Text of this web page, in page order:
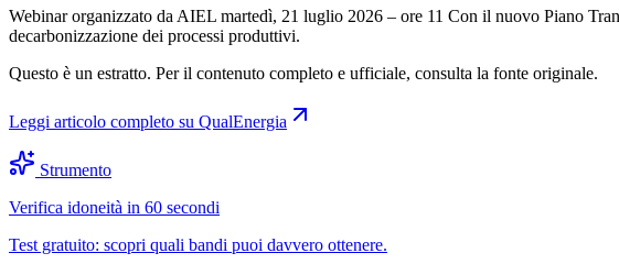
Webinar organizzato da AIEL martedì, 21 luglio 2026 – ore 11 Con il nuovo Piano
decarbonizzazione dei processi produttivi.
Questo è un estratto. Per il contenuto completo e ufficiale, consulta la fonte originale.
Leggi articolo completo su QualEnergia
Strumento
Verifica idoneità in 60 secondi
Test gratuito: scopri quali bandi puoi davvero ottenere.